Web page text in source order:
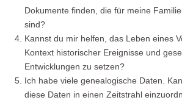
Dokumente finden, die für meine
sind?
Kannst du mir helfen, das Leben eines
Kontext historischer Ereignisse und
Entwicklungen zu setzen?
Ich habe viele genealogische Daten.
diese Daten in einen Zeitstrahl